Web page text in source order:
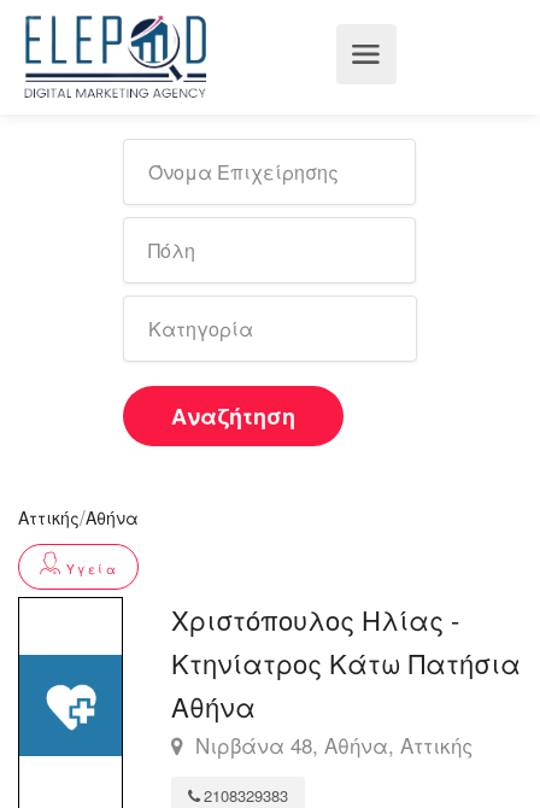
Αναζήτηση
Αττικής/Αθήνα
Υγεία
Χριστόπουλος Ηλίας -
Κτηνίατρος Κάτω Πατήσια
Αθήνα
Νιρβάνα 48, Αθήνα, Αττικής
2108329383